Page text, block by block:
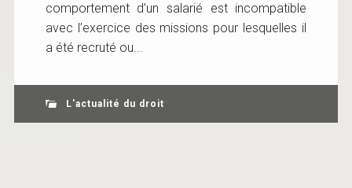
comportement d’un salarié est incompatible
avec l’exercice des missions pour lesquelles il
a été recruté ou...
L'actualité du droit